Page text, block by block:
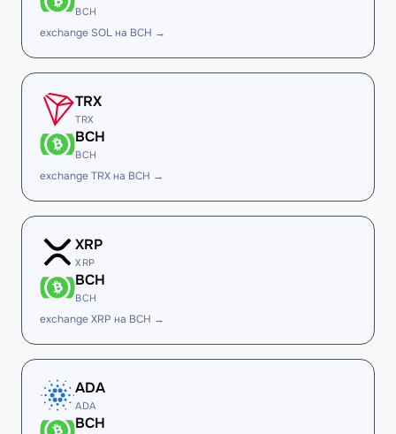
BCH
exchange SOL на BCH →
TRX
TRX
BCH
BCH
exchange TRX на BCH →
XRP
XRP
BCH
BCH
exchange XRP на BCH →
ADA
ADA
BCH